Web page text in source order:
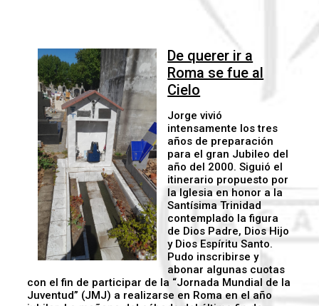
De querer ir a
Roma se fue al
Cielo
Jorge vivió
intensamente los tres
años de preparación
para el gran Jubileo del
año del 2000. Siguió el
itinerario propuesto por
la Iglesia en honor a la
Santísima Trinidad
contemplado la figura
de Dios Padre, Dios Hijo
y Dios Espíritu Santo.
Pudo inscribirse y
abonar algunas cuotas
con el fin de participar de la “Jornada Mundial de la
Juventud” (JMJ) a realizarse en Roma en el año